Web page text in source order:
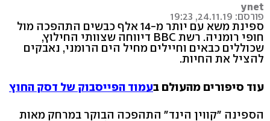
ynet
פורסם: 24.11.19, 19:23
ספינת משא עם יותר מ-14 אלף כבשים התהפכה מול
חופי רומניה. רשת BBC דיווחה שצוותי החילוץ,
שכוללים כבאים וחיילים מחיל הים הרומני, נאבקים
להציל את החיות.
עוד סיפורים מהעולם בעמוד הפייסבוק של דסק החוץ
הספינה "קווין הינד" התהפכה הבוקר במרחק מאות